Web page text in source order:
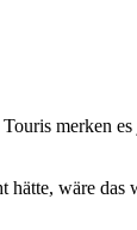
merken
wäre